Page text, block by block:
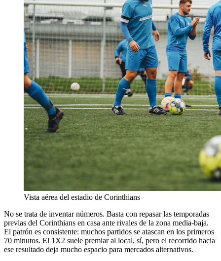
Vista aérea del estadio de Corinthians
No se trata de inventar números. Basta con repasar las temporadas
previas del Corinthians en casa ante rivales de la zona media‑baja.
El patrón es consistente: muchos partidos se atascan en los primeros
70 minutos. El 1X2 suele premiar al local, sí, pero el recorrido hacia
ese resultado deja mucho espacio para mercados alternativos.